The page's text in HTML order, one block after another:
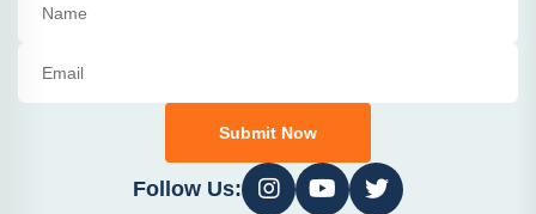
Submit Now
Follow Us: